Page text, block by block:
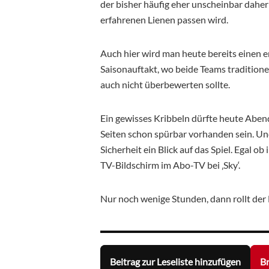
der bisher häufig eher unscheinbar
erfahrenen Lienen passen wird.
Auch hier wird man heute bereits einen
Saisonauftakt, wo beide Teams
auch nicht überbewerten sollte.
Ein gewisses Kribbeln dürfte heute
Seiten schon spürbar vorhanden sein.
Sicherheit ein Blick auf das Spiel. Egal
TV-Bildschirm im Abo-TV bei ‚Sky‘.
Nur noch wenige Stunden, dann rollt
Beitrag zur Leseliste hinzufügen